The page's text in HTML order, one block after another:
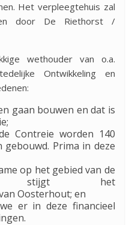
Het verpleegtehuis zal
door De Riethorst /
wethouder van o.a.
Ontwikkeling en
gaan bouwen en dat is
Contreie worden 140
Prima in deze
op het gebied van de
stijgt het
Oosterhout; en
er in deze financieel